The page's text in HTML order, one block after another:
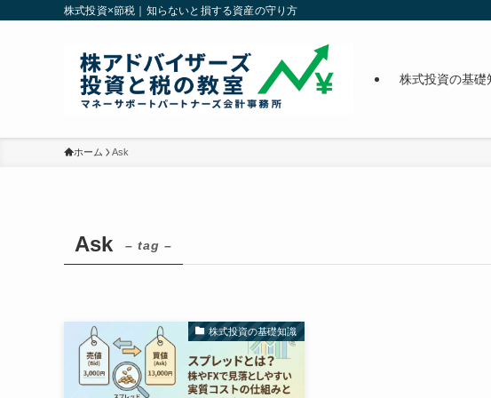
株式投資×節税｜知らないと損する資産の守り方
株式投資の基礎
ホーム Ask
Ask – tag –
株式投資の基礎知識